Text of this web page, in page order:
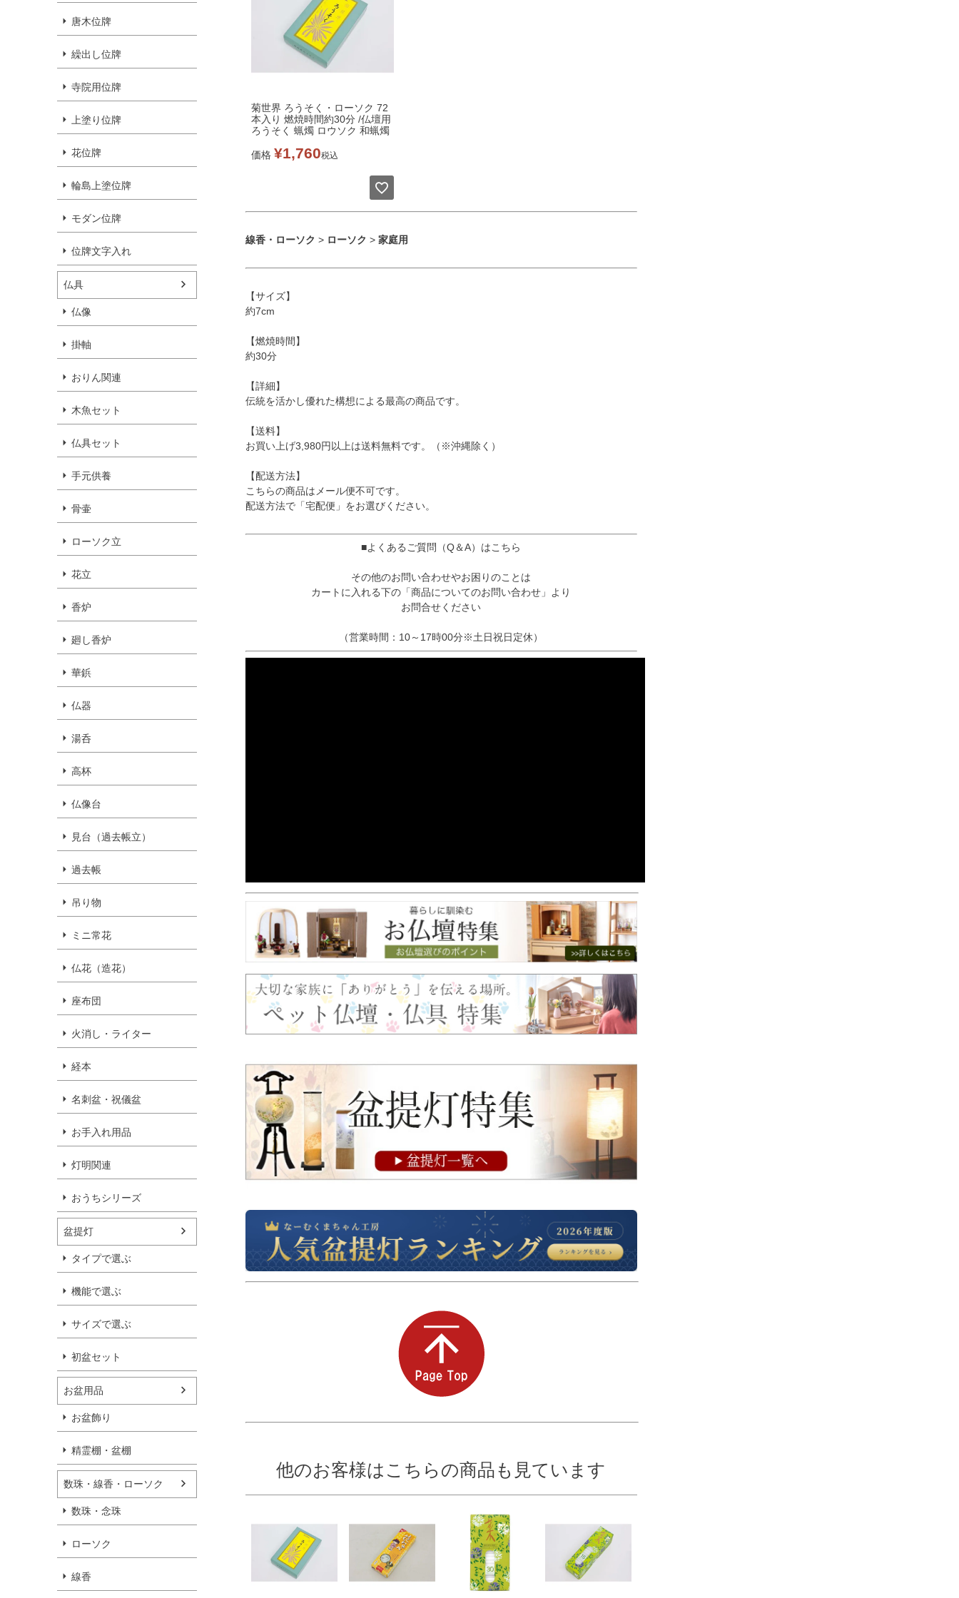
唐木位牌
繰出し位牌
寺院用位牌
上塗り位牌
花位牌
輪島上塗位牌
モダン位牌
位牌文字入れ
仏具
仏像
掛軸
おりん関連
木魚セット
仏具セット
手元供養
骨壷
ローソク立
花立
香炉
廻し香炉
華鋲
仏器
湯呑
高杯
仏像台
見台（過去帳立）
過去帳
吊り物
ミニ常花
仏花（造花）
座布団
火消し・ライター
経本
名刺盆・祝儀盆
お手入れ用品
灯明関連
おうちシリーズ
盆提灯
タイプで選ぶ
機能で選ぶ
サイズで選ぶ
初盆セット
お盆用品
お盆飾り
精霊棚・盆棚
数珠・線香・ローソク
数珠・念珠
ローソク
線香
菊世界 ろうそく・ローソク 72
本入り 燃焼時間約30分 /仏壇用
ろうそく 蝋燭 ロウソク 和蝋燭
価格 ¥1,760税込
線香・ローソク > ローソク > 家庭用
【サイズ】
約7cm
【燃焼時間】
約30分
【詳細】
伝統を活かし優れた構想による最高の商品です。
【送料】
お買い上げ3,980円以上は送料無料です。（※沖縄除く）
【配送方法】
こちらの商品はメール便不可です。
配送方法で「宅配便」をお選びください。
■よくあるご質問（Q＆A）はこちら
その他のお問い合わせやお困りのことは
カートに入れる下の「商品についてのお問い合わせ」より
お問合せください
（営業時間：10～17時00分※土日祝日定休）
他のお客様はこちらの商品も見ています